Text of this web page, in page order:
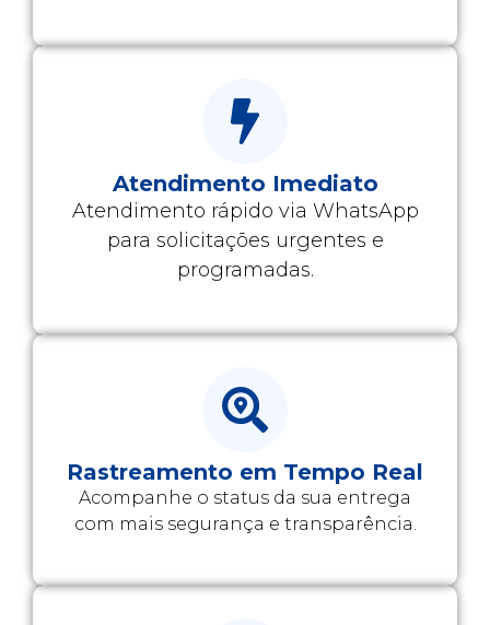
Atendimento Imediato
Atendimento rápido via WhatsApp
para solicitações urgentes e
programadas.
Rastreamento em Tempo Real
Acompanhe o status da sua entrega
com mais segurança e transparência.